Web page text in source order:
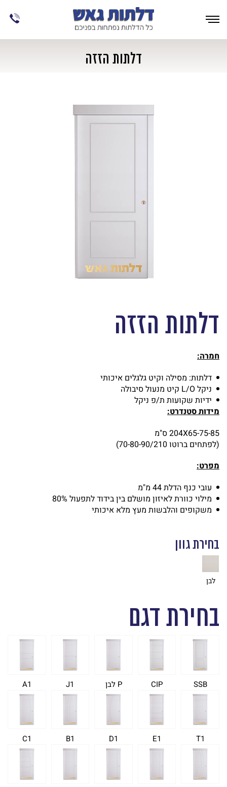
דלתות הזזה
דלתות הזזה
חמרה:
דלתות: מסילה וקיט גלגלים איכותי
ניקל L/O קיט מנעול סיבולה
ידיות שקועות ת/פ ניקל
מידות סטנדרט:
204X65-75-85 ס"מ
(לפתחים ברוטו 70-80-90/210)
מפרט:
עובי כנף הדלת 44 מ"מ
מילוי כוורת לאיזון מושלם בין בידוד לתפעול 80%
משקופים והלבשות מעץ מלא איכותי
בחירת גוון
לבן
בחירת דגם
SSB
CIP P לבן J1
A1
T1
E1
D1
B1
C1